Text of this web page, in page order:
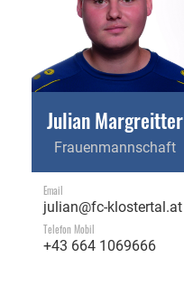
Julian Margreitter
Frauenmannschaft
Email
julian@fc-klostertal.at
Telefon Mobil
+43 664 1069666